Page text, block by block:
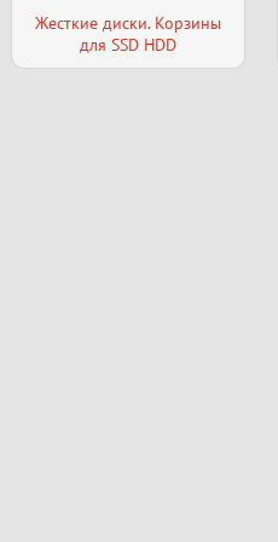
Жесткие диски. Корзины
для SSD HDD